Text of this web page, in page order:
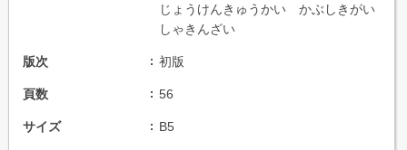
じょうけんきゅうかい かぶしきがい
しゃきんざい
版次 初版
頁数 56
サイズ B5